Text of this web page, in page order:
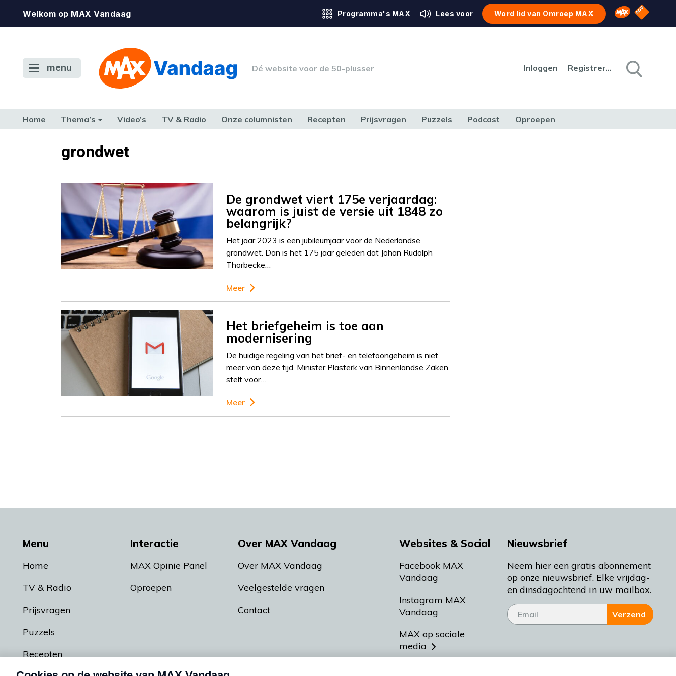
Welkom op MAX Vandaag Programma's MAX Lees voor Word lid van Omroep MAX Omroep MAX
NPO
menu Dé website voor de 50-plusser Inloggen Registreren
Home Thema’s Video’s TV & Radio Onze columnisten Recepten Prijsvragen Puzzels Podcast Oproepen
TERUG NAAR TOENgrondwet
De grondwet viert 175e verjaardag:
waarom is juist de versie uit 1848 zo
belangrijk?
Het jaar 2023 is een jubileumjaar voor de Nederlandse
grondwet. Dan is het 175 jaar geleden dat Johan Rudolph
Thorbecke…
Meer
Het briefgeheim is toe aan
modernisering
De huidige regeling van het brief- en telefoongeheim is niet
meer van deze tijd. Minister Plasterk van Binnenlandse Zaken
stelt voor…
Meer
Menu
Home
TV & Radio
Prijsvragen
Puzzels
Recepten
Interactie
MAX Opinie Panel
Oproepen
Over MAX Vandaag
Over MAX Vandaag
Veelgestelde vragen
Contact
Websites & Social
Facebook MAX
Vandaag
Instagram MAX
Vandaag
MAX op sociale
media
Nieuwsbrief
Neem hier een gratis abonnement
op onze nieuwsbrief. Elke vrijdag-
en dinsdagochtend in uw mailbox.
Verzend